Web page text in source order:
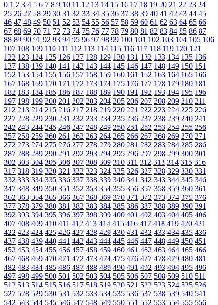
0 1 2 3 4 5 6 7 8 9 10 11 12 13 14 15 16 17 18 19 20 21 22 23 24
25 26 27 28 29 30 31 32 33 34 35 36 37 38 39 40 41 42 43 44 45
46 47 48 49 50 51 52 53 54 55 56 57 58 59 60 61 62 63 64 65 66
67 68 69 70 71 72 73 74 75 76 77 78 79 80 81 82 83 84 85 86 87
88 89 90 91 92 93 94 95 96 97 98 99 100 101 102 103 104 105 106
107 108 109 110 111 112 113 114 115 116 117 118 119 120 121
122 123 124 125 126 127 128 129 130 131 132 133 134 135 136
137 138 139 140 141 142 143 144 145 146 147 148 149 150 151
152 153 154 155 156 157 158 159 160 161 162 163 164 165 166
167 168 169 170 171 172 173 174 175 176 177 178 179 180 181
182 183 184 185 186 187 188 189 190 191 192 193 194 195 196
197 198 199 200 201 202 203 204 205 206 207 208 209 210 211
212 213 214 215 216 217 218 219 220 221 222 223 224 225 226
227 228 229 230 231 232 233 234 235 236 237 238 239 240 241
242 243 244 245 246 247 248 249 250 251 252 253 254 255 256
257 258 259 260 261 262 263 264 265 266 267 268 269 270 271
272 273 274 275 276 277 278 279 280 281 282 283 284 285 286
287 288 289 290 291 292 293 294 295 296 297 298 299 300 301
302 303 304 305 306 307 308 309 310 311 312 313 314 315 316
317 318 319 320 321 322 323 324 325 326 327 328 329 330 331
332 333 334 335 336 337 338 339 340 341 342 343 344 345 346
347 348 349 350 351 352 353 354 355 356 357 358 359 360 361
362 363 364 365 366 367 368 369 370 371 372 373 374 375 376
377 378 379 380 381 382 383 384 385 386 387 388 389 390 391
392 393 394 395 396 397 398 399 400 401 402 403 404 405 406
407 408 409 410 411 412 413 414 415 416 417 418 419 420 421
422 423 424 425 426 427 428 429 430 431 432 433 434 435 436
437 438 439 440 441 442 443 444 445 446 447 448 449 450 451
452 453 454 455 456 457 458 459 460 461 462 463 464 465 466
467 468 469 470 471 472 473 474 475 476 477 478 479 480 481
482 483 484 485 486 487 488 489 490 491 492 493 494 495 496
497 498 499 500 501 502 503 504 505 506 507 508 509 510 511
512 513 514 515 516 517 518 519 520 521 522 523 524 525 526
527 528 529 530 531 532 533 534 535 536 537 538 539 540 541
542 543 544 545 546 547 548 549 550 551 552 553 554 555 556